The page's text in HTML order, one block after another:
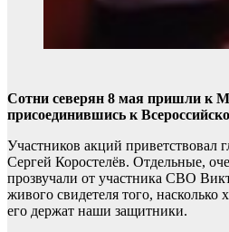
Сотни северян 8 мая пришли к
присоединившись к
Участников акций приветствовал
Сергей Коростелёв. Отдельные,
прозвучали от участника СВО
живого свидетеля того,
его держат наши защитники.